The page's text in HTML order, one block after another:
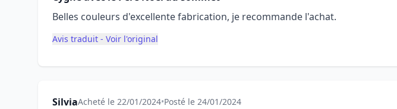
Belles couleurs d'excellente fabrication, je recommande l'achat.
Avis traduit - Voir l'original
SilviaAcheté le 22/01/2024•Posté le 24/01/2024